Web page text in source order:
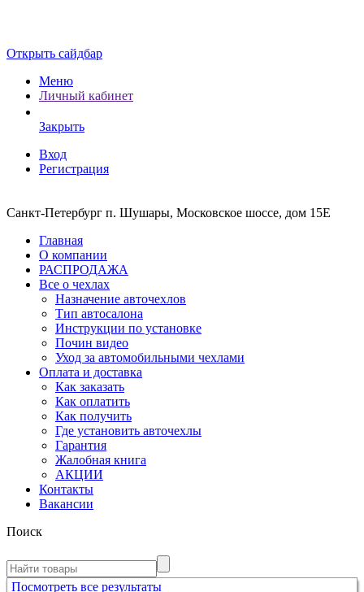
Открыть сайдбар
Меню
Личный кабинет
Закрыть
Вход
Регистрация
Санкт-Петербург п. Шушары, Московское шоссе, дом 15Е
Главная
О компании
РАСПРОДАЖА
Все о чехлах
Назначение авточехлов
Тип автосалона
Инструкции по установке
Почин видео
Уход за автомобильными чехлами
Оплата и доставка
Как заказать
Как оплатить
Как получить
Где установить авточехлы
Гарантия
Жалобная книга
АКЦИИ
Контакты
Вакансии
Поиск
Посмотреть все результаты